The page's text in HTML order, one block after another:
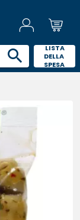
LISTA
DELLA
SPESA